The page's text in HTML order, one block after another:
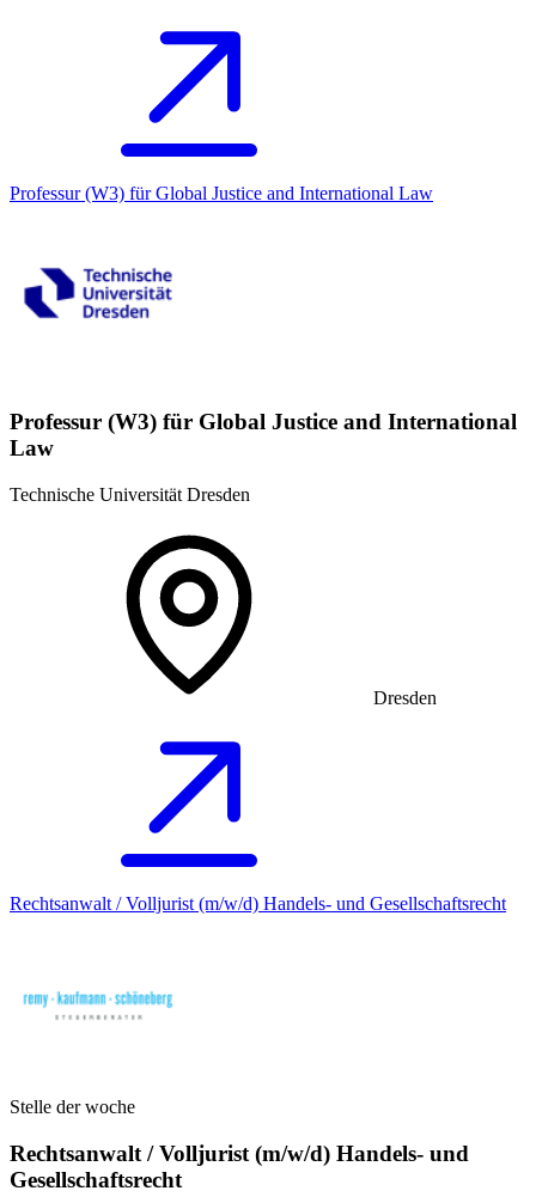
Professur (W3) für Global Justice and International Law
Professur (W3) für Global Justice and International
Law
Technische Universität Dresden
Dresden
Rechtsanwalt / Volljurist (m/w/d) Handels- und Gesellschaftsrecht
Stelle der woche
Rechtsanwalt / Volljurist (m/w/d) Handels- und
Gesellschaftsrecht